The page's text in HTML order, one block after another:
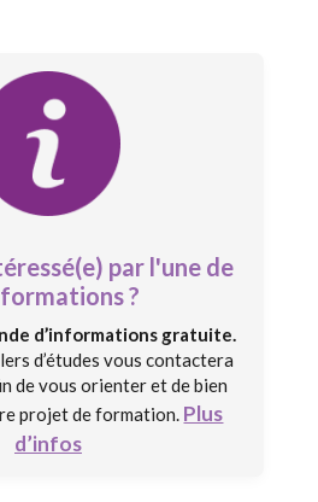
par l'une de
?
d’informations gratuite.
d’études vous contactera
de vous orienter et de bien
projet de formation. Plus
d’infos